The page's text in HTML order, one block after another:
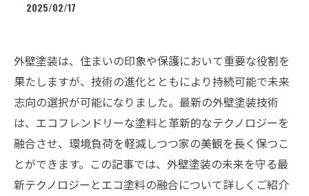
2025/02/17
外壁塗装は、住まいの印象や保護において重要な役割を
果たしますが、技術の進化とともにより持続可能で未来
志向の選択が可能になりました。最新の外壁塗装技術
は、エコフレンドリーな塗料と革新的なテクノロジーを
融合させ、環境負荷を軽減しつつ家の美観を長く保つこ
とができます。この記事では、外壁塗装の未来を守る最
新テクノロジーとエコ塗料の融合について詳しくご紹介